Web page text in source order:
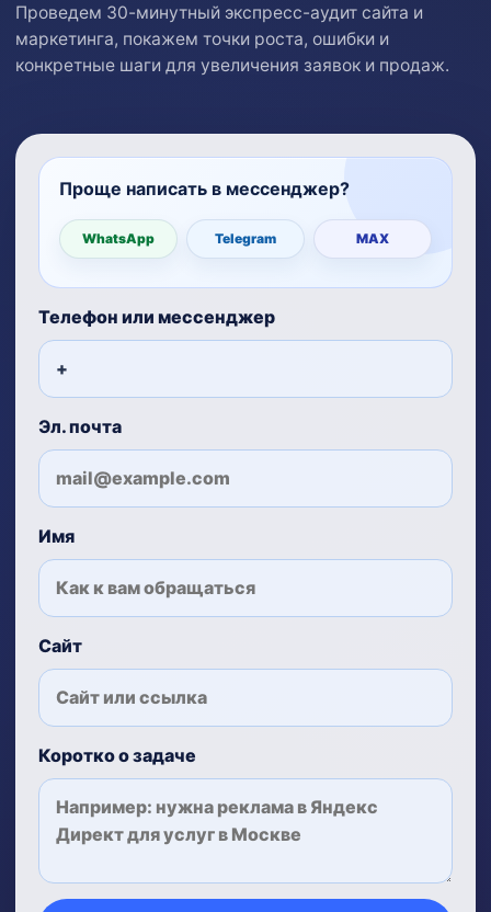
Проведем 30-минутный экспресс-аудит сайта и
маркетинга, покажем точки роста, ошибки и
конкретные шаги для увеличения заявок и продаж.
Проще написать в мессенджер?
WhatsApp Telegram MAX
Телефон или мессенджер
Эл. почта
Имя
Сайт
Коротко о задаче